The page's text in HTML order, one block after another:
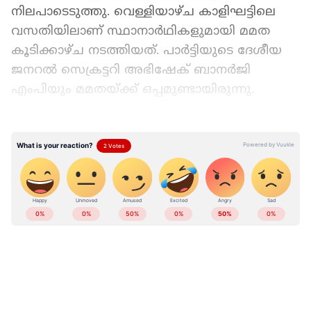
നിലപാടെടുത്തു. വെള്ളിയാഴ്ച കാളിഘട്ടിലെ
വസതിയിലാണ് സ്ഥാനാർഥികളുമായി മമത
കൂടിക്കാഴ്ച നടത്തിയത്. പാർട്ടിയുടെ ദേശീയ
ജനറൽ സെക്രട്ടറി അഭിഷേക് ബാനർജി
എംപിയും മമതയ്ക്ക് ഒപ്പമുണ്ടായിരുന്നു.
"മറ്റ് പാർട്ടികളിലേക്ക് പോകാൻ
ഒരുങ്ങുന്നവർക്ക് പോകാം. ഞാൻ പാർട്ടി
പുനർനിർമിക്കും. എന്നോടൊപ്പം നിൽക്കുന്നവർ,